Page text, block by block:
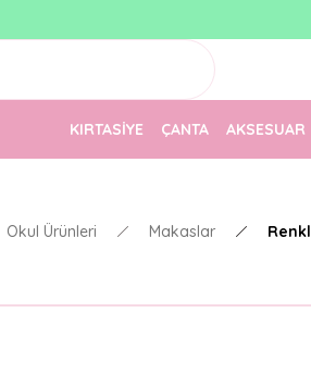
KIRTASİYE ÇANTA AKSESUAR
Okul Ürünleri Makaslar